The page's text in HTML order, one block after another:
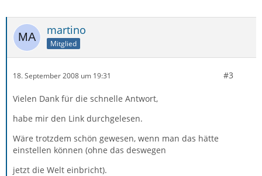
martino
Mitglied
18. September 2008 um 19:31 #3
Vielen Dank für die schnelle Antwort,
habe mir den Link durchgelesen.
Wäre trotzdem schön gewesen, wenn man das hätte
einstellen können (ohne das deswegen
jetzt die Welt einbricht).